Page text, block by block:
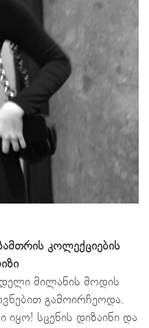
კოლექციების
მილანის მოდის
გამოირჩეოდა.
იყო! სცენის დიზაინი და